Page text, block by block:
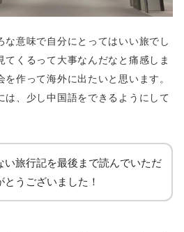
な意味で自分にとってはいい旅でし
てくるって大事なんだなと痛感しま
を作って海外に出たいと思います。
は、少し中国語をできるようにして
い旅行記を最後まで読んでいただ
とうございました！